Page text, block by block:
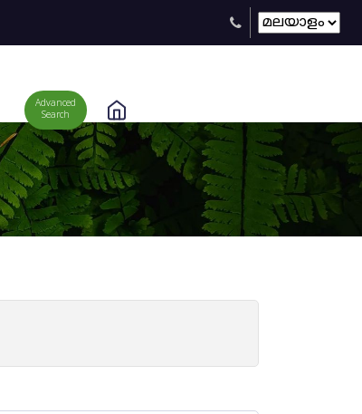
Advanced
Search